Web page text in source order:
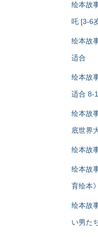
绘本故
吒 [3-6
绘本故
适合
绘本故
适合 8-
绘本故
底世界
绘本故
绘本故
育绘本
绘本故
い男た